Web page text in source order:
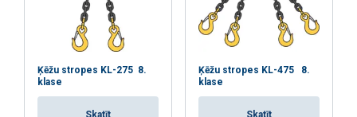
Ķēžu stropes KL-275 8.
klase
Skatīt
Ķēžu stropes KL-475 8.
klase
Skatīt
LATVIAN
Šajā tīmekļa vietnē tiek
izmantoti sīkfaili
Mēs izmantojam sīkfailus, lai